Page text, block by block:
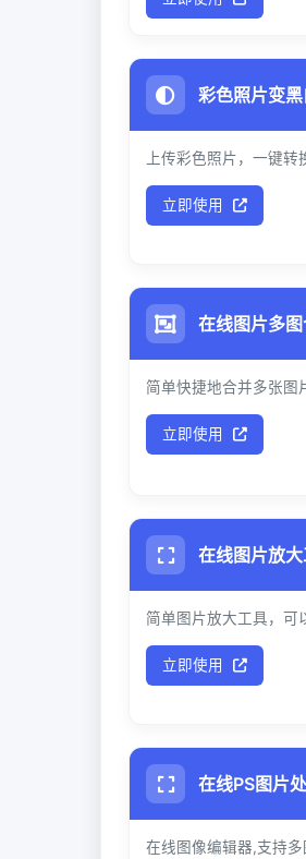
彩色照片变
上传彩色照片，一键
立即使用
在线图片多
简单快捷地合并多张图
立即使用
在线图片放
简单图片放大工具，可
立即使用
在线PS图片
在线图像编辑器,支持